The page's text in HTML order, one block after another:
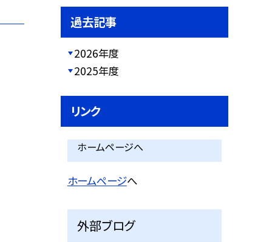
過去記事
2026年度
2025年度
リンク
ホームページへ
ホームページへ
外部ブログ